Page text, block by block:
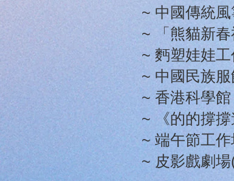
~ 中國傳統
~ 「熊貓新
~ 麪塑娃娃
~ 中國民族
~ 香港科學
~ 《的的撐
~ 端午節工
~ 皮影戲劇場